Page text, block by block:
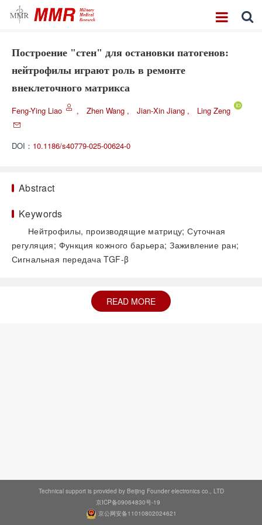
Построение "стен" для остановки патогенов:
нейтрофилы играют роль в ремонте
внеклеточного матрикса
Feng-Ying Liao , Zhen Wang , Jian-Xin Jiang , Ling Zeng
DOI： 10.1186/s40779-025-00624-0
Abstract
Keywords
Нейтрофилы, производящие матрицу; Суточная
регуляция; Функция кожного барьера; Заживление ран;
Сигнальная передача TGF-β
READ MORE
Technical support is provided by Beijing Founder electronics co., LTD
京ICP备09064830号-19
京公网安备11010802024621